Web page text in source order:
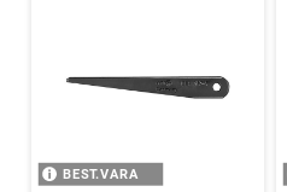
BEST.VARA